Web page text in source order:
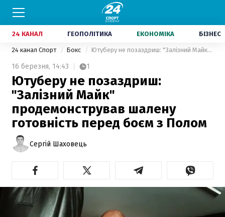
24 КАНАЛ ГЕОПОЛІТИКА ЕКОНОМІКА БІЗНЕС
24 канал Спорт Бокс Ютуберу не позаздриш: "Залізний Майк" продемонстрував шалену готовність перед боєм з Полом
16 березня, 14:43 1
Ютуберу не позаздриш:
"Залізний Майк"
продемонстрував шалену
готовність перед боєм з Полом
Сергій Шаховець